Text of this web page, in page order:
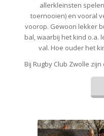
allerkleinsten
toernooien) en vooral
voorop. Gewoon lekker
bal, waarbij het kind o.a.
val. Hoe ouder het
Bij Rugby Club Zwolle